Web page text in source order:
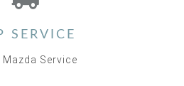
SERVICE
Mazda Service